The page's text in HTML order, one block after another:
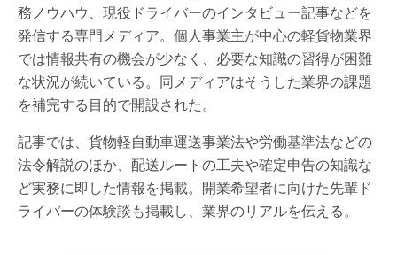
務ノウハウ、現役ドライバーのインタビュー記事などを
発信する専門メディア。個人事業主が中心の軽貨物業界
では情報共有の機会が少なく、必要な知識の習得が困難
な状況が続いている。同メディアはそうした業界の課題
を補完する目的で開設された。
記事では、貨物軽自動車運送事業法や労働基準法などの
法令解説のほか、配送ルートの工夫や確定申告の知識な
ど実務に即した情報を掲載。開業希望者に向けた先輩ド
ライバーの体験談も掲載し、業界のリアルを伝える。